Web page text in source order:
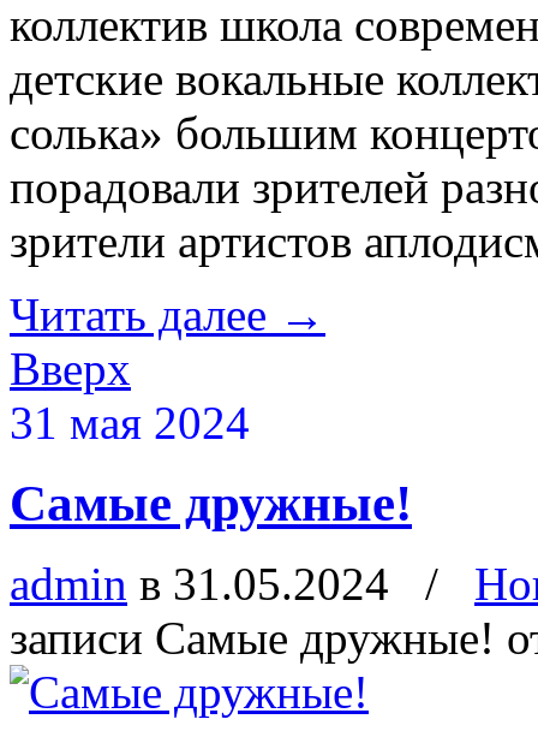
коллектив школа
детские вокальные
солька» большим
порадовали зрителей
зрители артистов
Читать далее →
Вверх
31 мая 2024
Самые дружные!
admin в 31.05.2024 /
записи Самые дружные!